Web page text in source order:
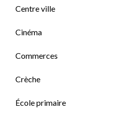
Centre ville
Cinéma
Commerces
Crèche
École primaire